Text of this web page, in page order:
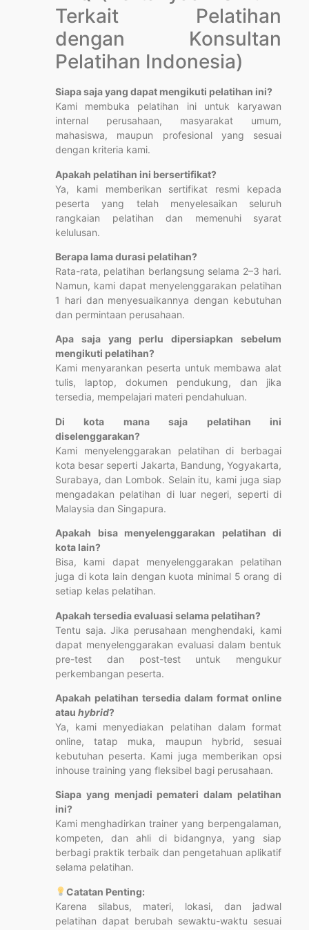
Terkait Pelatihan
dengan Konsultan
Pelatihan Indonesia)
Siapa saja yang dapat mengikuti pelatihan ini?
Kami membuka pelatihan ini untuk karyawan
internal perusahaan, masyarakat umum,
mahasiswa, maupun profesional yang sesuai
dengan kriteria kami.
Apakah pelatihan ini bersertifikat?
Ya, kami memberikan sertifikat resmi kepada
peserta yang telah menyelesaikan seluruh
rangkaian pelatihan dan memenuhi syarat
kelulusan.
Berapa lama durasi pelatihan?
Rata-rata, pelatihan berlangsung selama 2–3 hari.
Namun, kami dapat menyelenggarakan pelatihan
1 hari dan menyesuaikannya dengan kebutuhan
dan permintaan perusahaan.
Apa saja yang perlu dipersiapkan sebelum
mengikuti pelatihan?
Kami menyarankan peserta untuk membawa alat
tulis, laptop, dokumen pendukung, dan jika
tersedia, mempelajari materi pendahuluan.
Di kota mana saja pelatihan ini
diselenggarakan?
Kami menyelenggarakan pelatihan di berbagai
kota besar seperti Jakarta, Bandung, Yogyakarta,
Surabaya, dan Lombok. Selain itu, kami juga siap
mengadakan pelatihan di luar negeri, seperti di
Malaysia dan Singapura.
Apakah bisa menyelenggarakan pelatihan di
kota lain?
Bisa, kami dapat menyelenggarakan pelatihan
juga di kota lain dengan kuota minimal 5 orang di
setiap kelas pelatihan.
Apakah tersedia evaluasi selama pelatihan?
Tentu saja. Jika perusahaan menghendaki, kami
dapat menyelenggarakan evaluasi dalam bentuk
pre-test dan post-test untuk mengukur
perkembangan peserta.
Apakah pelatihan tersedia dalam format online
atau hybrid?
Ya, kami menyediakan pelatihan dalam format
online, tatap muka, maupun hybrid, sesuai
kebutuhan peserta. Kami juga memberikan opsi
inhouse training yang fleksibel bagi perusahaan.
Siapa yang menjadi pemateri dalam pelatihan
ini?
Kami menghadirkan trainer yang berpengalaman,
kompeten, dan ahli di bidangnya, yang siap
berbagi praktik terbaik dan pengetahuan aplikatif
selama pelatihan.
Catatan Penting:
Karena silabus, materi, lokasi, dan jadwal
pelatihan dapat berubah sewaktu-waktu sesuai